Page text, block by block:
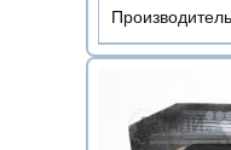
Производитель